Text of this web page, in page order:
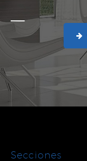

Secciones